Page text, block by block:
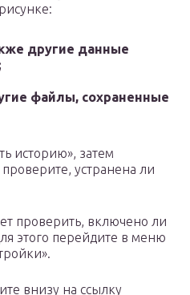
другие данные
файлы, сохраненные
историю», затем
устранена ли
проверить, включено ли
этого перейдите в меню
внизу на ссылку